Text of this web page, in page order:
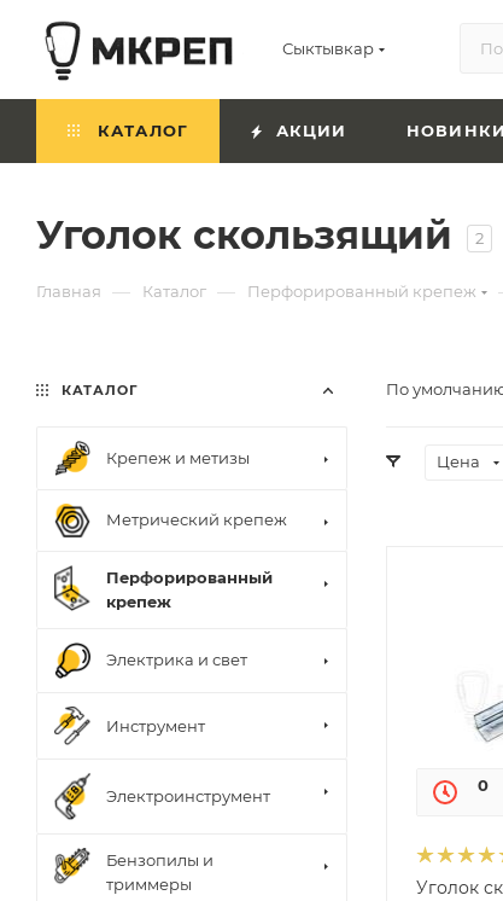
Сыктывкар
КАТАЛОГ АКЦИИ НОВИНКИ
Уголок скользящий 2
Главная — Каталог — Перфорированный крепеж
По
Цена
0
Уголок
КАТАЛОГ
Крепеж и метизы
Метрический крепеж
Перфорированный
крепеж
Электрика и свет
Инструмент
Электроинструмент
Бензопилы и
триммеры